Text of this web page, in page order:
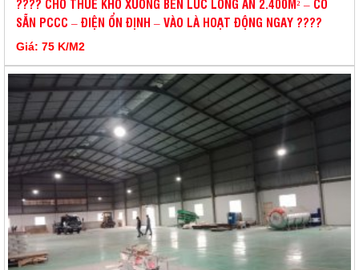
???? CHO THUÊ KHO XƯỞNG BẾN LỨC LONG AN 2.400M² – CÓ
SẴN PCCC – ĐIỆN ỔN ĐỊNH – VÀO LÀ HOẠT ĐỘNG NGAY ????
Giá: 75 K/M2